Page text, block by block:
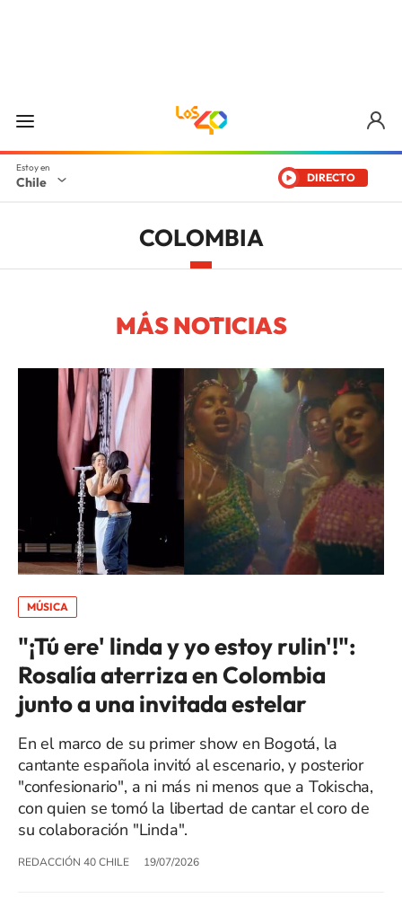
Chile DIRECTO
COLOMBIA
MÁS NOTICIAS
MÚSICA
"¡Tú ere' linda y yo estoy rulin'!":
Rosalía aterriza en Colombia
junto a una invitada estelar
En el marco de su primer show en Bogotá, la
cantante española invitó al escenario, y posterior
"confesionario", a ni más ni menos que a Tokischa,
con quien se tomó la libertad de cantar el coro de
su colaboración "Linda".
REDACCIÓN 40 CHILE 19/07/2026